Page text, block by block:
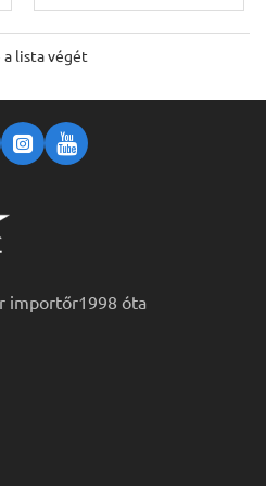
a lista végét
importőr1998 óta